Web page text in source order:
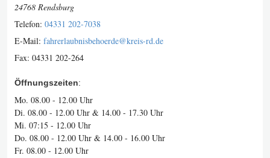
24768 Rendsburg
Telefon: 04331 202-7038
E-Mail: fahrerlaubnisbehoerde@kreis-rd.de
Fax: 04331 202-264
Öffnungszeiten:
Mo. 08.00 - 12.00 Uhr
Di. 08.00 - 12.00 Uhr & 14.00 - 17.30 Uhr
Mi. 07:15 - 12.00 Uhr
Do. 08.00 - 12.00 Uhr & 14.00 - 16.00 Uhr
Fr. 08.00 - 12.00 Uhr